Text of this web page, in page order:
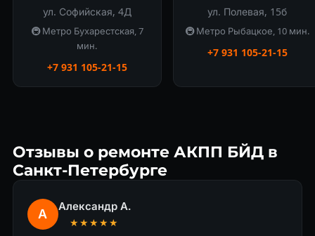
ул. Софийская, 4Д
🚇 Метро Бухарестская, 7
мин.
+7 931 105-21-15
ул. Полевая, 15б
🚇 Метро Рыбацкое, 10 мин.
+7 931 105-21-15
Отзывы о ремонте АКПП БЙД в
Санкт-Петербурге
А Александр А.
★★★★★